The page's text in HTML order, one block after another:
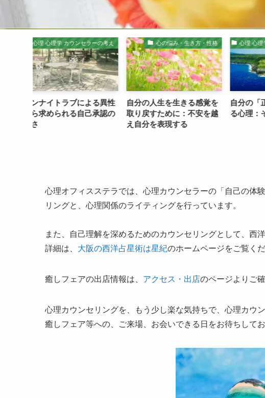
心理学 カウンセラーの考え
イトラブによる異性
められる自己承認の
心の悩み・生き方・性格
自分の人生を生きる感覚を
取り戻すために：不安を越
え自分を表現する
心理 心理学 カウンセラ
自分の「正しさ」に
る心理：その背景と
心理オフィスステラでは、心理カウンセラーの「自己の体
リングと、心理関係のライティングを行っています。
また、自己理解を深めるためのカウンセリングとして、西
詳細は、 大阪の西洋占星術は星紀のホームページをご覧くだ
癒しフェアの出店情報は、 アクセス・出店のページよりご
心理カウンセリングを、もう少し楽な気持ちで、心理カウ
癒しフェア等への、ご来場、お会いできる日をお待ちしてお